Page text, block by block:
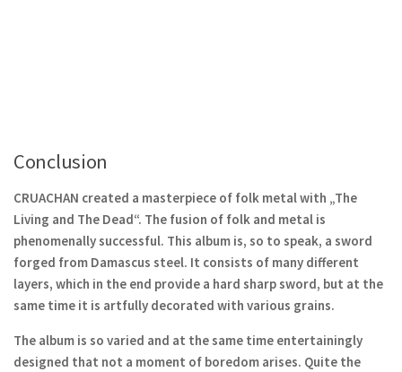
Conclusion
CRUACHAN created a masterpiece of folk metal with „The
Living and The Dead“. The fusion of folk and metal is
phenomenally successful. This album is, so to speak, a sword
forged from Damascus steel. It consists of many different
layers, which in the end provide a hard sharp sword, but at the
same time it is artfully decorated with various grains.
The album is so varied and at the same time entertainingly
designed that not a moment of boredom arises. Quite the